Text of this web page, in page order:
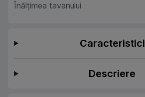
Înălțimea tavanului
Caracteristici
Descriere